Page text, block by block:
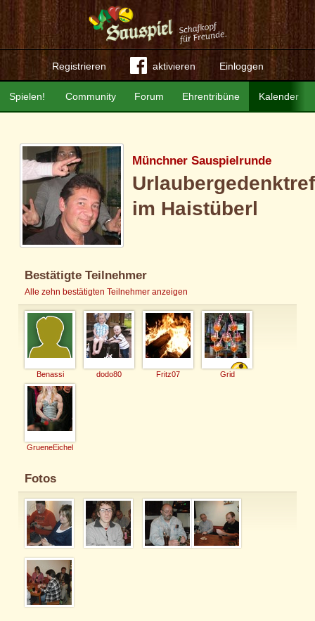
Registrieren aktivieren Einloggen
Community Forum Ehrentribüne Kalender
Spielen!
Münchner Sauspielrunde
im Haistüberl
Bestätigte Teilnehmer
Alle zehn bestätigten Teilnehmer anzeigen
Benassi dodo80 Fritz07 Grid
GrueneEichel
Fotos